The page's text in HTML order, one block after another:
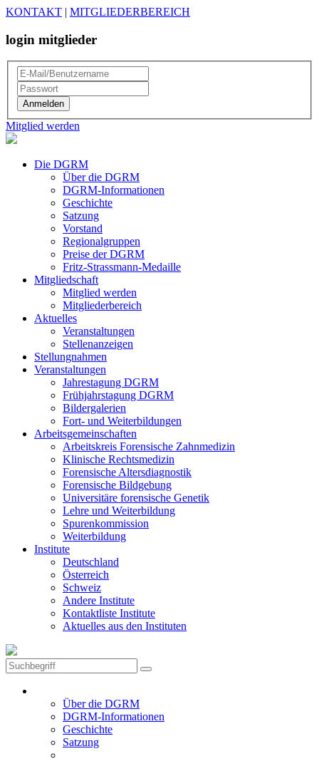
KONTAKT | MITGLIEDERBEREICH
login mitglieder
Mitglied werden
Die DGRM
Über die DGRM
DGRM-Informationen
Geschichte
Satzung
Vorstand
Regionalgruppen
Preise der DGRM
Fritz-Strassmann-Medaille
Mitgliedschaft
Mitglied werden
Mitgliederbereich
Aktuelles
Veranstaltungen
Stellenanzeigen
Stellungnahmen
Veranstaltungen
Jahrestagung DGRM
Frühjahrstagung DGRM
Bildergalerien
Fort- und Weiterbildungen
Arbeitsgemeinschaften
Arbeitskreis Forensische Zahnmedizin
Klinische Rechtsmedizin
Forensische Altersdiagnostik
Forensische Bildgebung
Universitäre forensische Genetik
Lehre und Weiterbildung
Spurenkommission
Weiterbildung
Institute
Deutschland
Österreich
Schweiz
Andere Institute
Kontaktliste Institute
Aktuelles aus den Instituten
Über die DGRM
DGRM-Informationen
Geschichte
Satzung